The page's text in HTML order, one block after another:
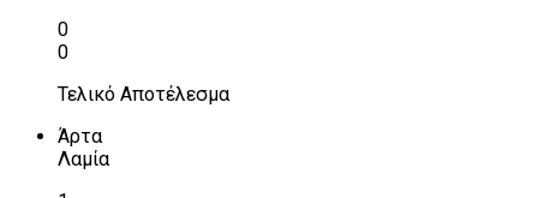
0
0
Τελικό Αποτέλεσμα
Άρτα
Λαμία